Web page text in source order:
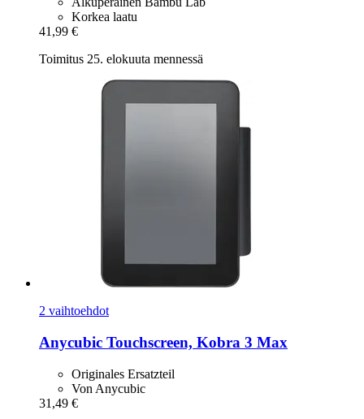
Korkea laatu
41,99 €
Toimitus 25. elokuuta mennessä
2 vaihtoehdot
Anycubic Touchscreen, Kobra 3 Max
Originales Ersatzteil
Von Anycubic
31,49 €